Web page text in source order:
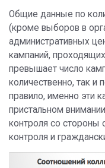
Общие данные по
(кроме выборов в
административных
кампаний,
превышает число
количественно, так и
правило, именно эти
пристальном
контроля со стороны
контроля и